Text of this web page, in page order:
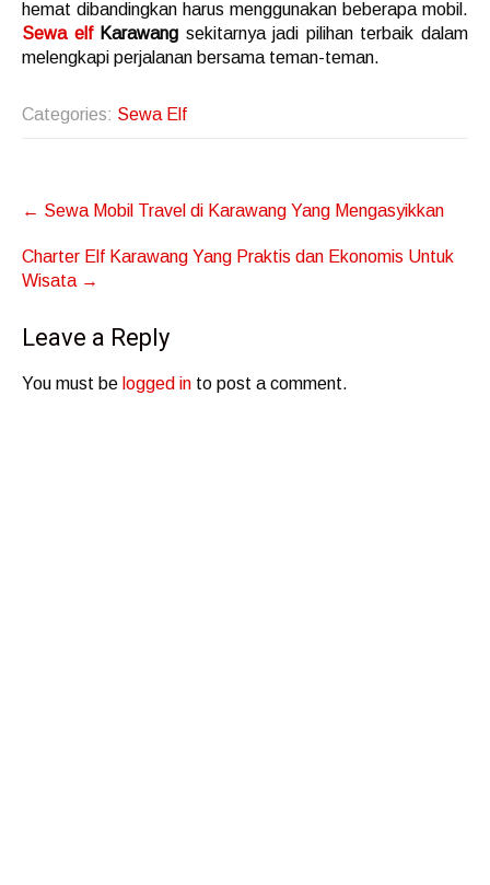
hemat dibandingkan harus menggunakan beberapa mobil.
Sewa elfKarawang sekitarnya jadi pilihan terbaik dalam
melengkapi perjalanan bersama teman-teman.
Categories: Sewa Elf
Post
navigation
← Sewa Mobil Travel di Karawang Yang Mengasyikkan
Charter Elf Karawang Yang Praktis dan Ekonomis Untuk
Wisata →
Leave a Reply
You must be logged in to post a comment.